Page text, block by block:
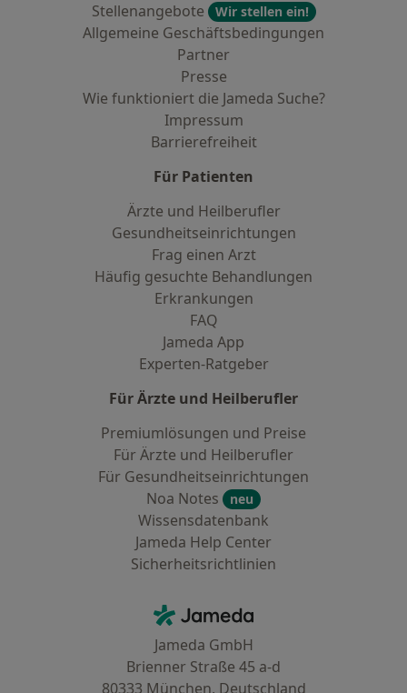
Stellenangebote
Wir stellen ein!
Allgemeine Geschäftsbedingungen
Partner
Presse
Wie funktioniert die Jameda Suche?
Impressum
Barrierefreiheit
Für Patienten
Ärzte und Heilberufler
Gesundheitseinrichtungen
Frag einen Arzt
Häufig gesuchte Behandlungen
Erkrankungen
FAQ
Jameda App
Experten-Ratgeber
Für Ärzte und Heilberufler
Premiumlösungen und Preise
Für Ärzte und Heilberufler
Für Gesundheitseinrichtungen
Noa Notes
neu
Wissensdatenbank
Jameda Help Center
Sicherheitsrichtlinien
Jameda - Startseite
Jameda GmbH
Brienner Straße 45 a-d
80333 München, Deutschland